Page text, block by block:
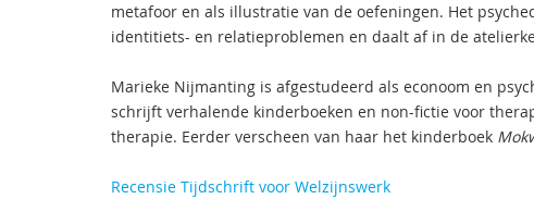
metafoor en als illustratie van de oefeningen. Het
identitiets- en relatieproblemen en daalt af in de
Marieke Nijmanting is afgestudeerd als econoom en
schrijft verhalende kinderboeken en non-fictie voor
therapie. Eerder verscheen van haar het kinderboek
Recensie Tijdschrift voor Welzijnswerk